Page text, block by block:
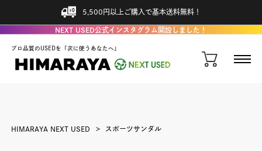
5,500円以上ご購入で基本送料無料！
NEXT USED公式インスタグラム開設しました！
プロ品質のUSEDを「次に使うあなたへ」
HIMARAYA NEXT USED スポーツサンダル